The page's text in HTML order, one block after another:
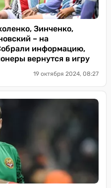
Зинченко,
– на
информацию,
вернутся в игру
19 октября 2024, 08:27